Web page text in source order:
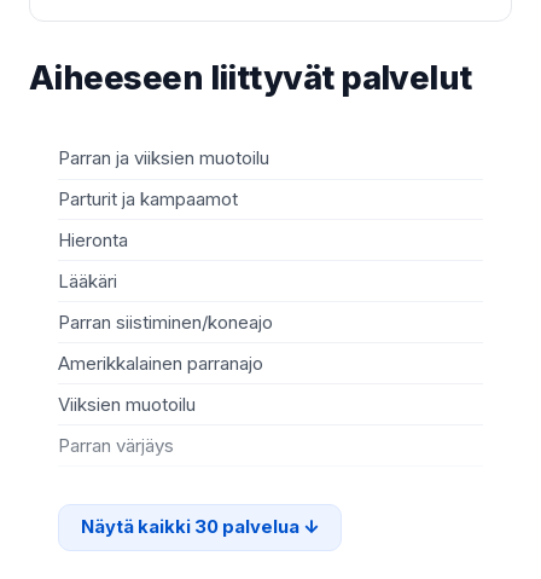
Aiheeseen liittyvät palvelut
Parran ja viiksien muotoilu
Parturit ja kampaamot
Hieronta
Lääkäri
Parran siistiminen/koneajo
Amerikkalainen parranajo
Viiksien muotoilu
Parran värjäys
Näytä kaikki 30 palvelua